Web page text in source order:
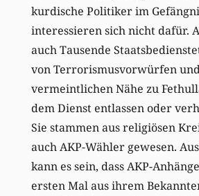
kurdische Politiker im
interessieren sich nicht dafür.
auch Tausende
von Terrorismusvorwürfen
vermeintlichen Nähe zu
dem Dienst entlassen oder
Sie stammen aus religiösen
auch AKP-Wähler gewesen.
kann es sein, dass AKP-
ersten Mal aus ihrem